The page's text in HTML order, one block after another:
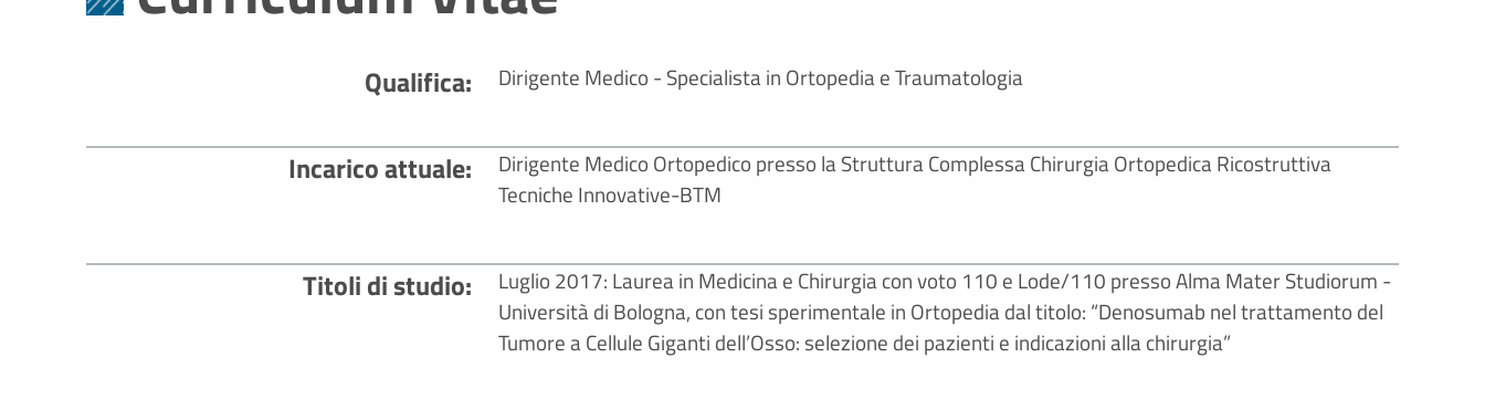
Qualifica Dirigente Medico - Specialista in Ortopedia e Traumatologia
Incarico attuale
Dirigente Medico Ortopedico presso la Struttura Complessa Chirurgia Ortopedica Ricostruttiva
Tecniche Innovative-BTM
Titoli di studio
Luglio 2017: Laurea in Medicina e Chirurgia con voto 110 e Lode/110 presso Alma Mater Studiorum -
Università di Bologna, con tesi sperimentale in Ortopedia dal titolo: “Denosumab nel trattamento del
Tumore a Cellule Giganti dell’Osso: selezione dei pazienti e indicazioni alla chirurgia”